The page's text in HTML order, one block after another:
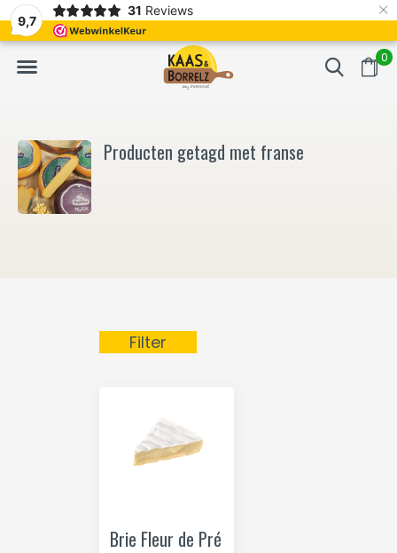
9,7
31 Reviews ×
0
Vers van het mes en gevacumeerd Vaak volgende
Producten getagd met franse
Filter
Brie Fleur de Pré